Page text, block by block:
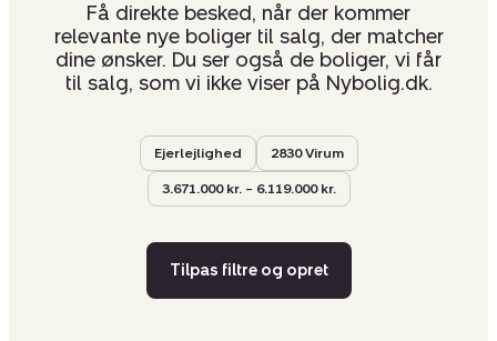
Få direkte besked, når der kommer
relevante nye boliger til salg, der matcher
dine ønsker. Du ser også de boliger, vi får
til salg, som vi ikke viser på Nybolig.dk.
Ejerlejlighed 2830 Virum
3.671.000 kr. – 6.119.000 kr.
Tilpas filtre og opret